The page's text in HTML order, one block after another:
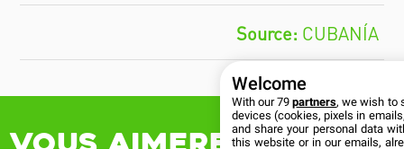
CUBANÍA
Welcome
With our 79partners, we wish to
devices (cookies, pixels in
and share your personal data
this website or in our emails,